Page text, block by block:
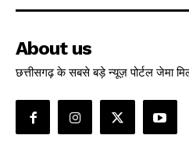
About us
छत्तीसगढ़ के सबसे बड़े न्यूज़ पोर्टल जेमा